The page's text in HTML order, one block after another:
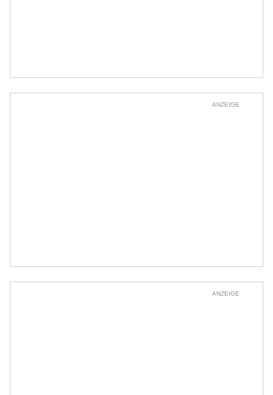
ANZEIGE
ANZEIGE